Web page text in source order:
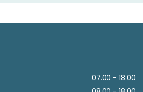
07.00 - 18.00